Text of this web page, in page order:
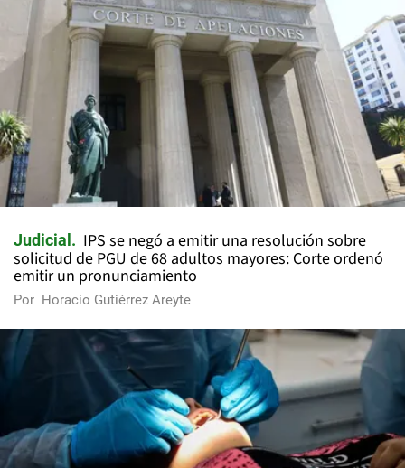
Judicial
IPS se negó a emitir una resolución sobre
solicitud de PGU de 68 adultos mayores: Corte ordenó
emitir un pronunciamiento
Por Horacio Gutiérrez Areyte